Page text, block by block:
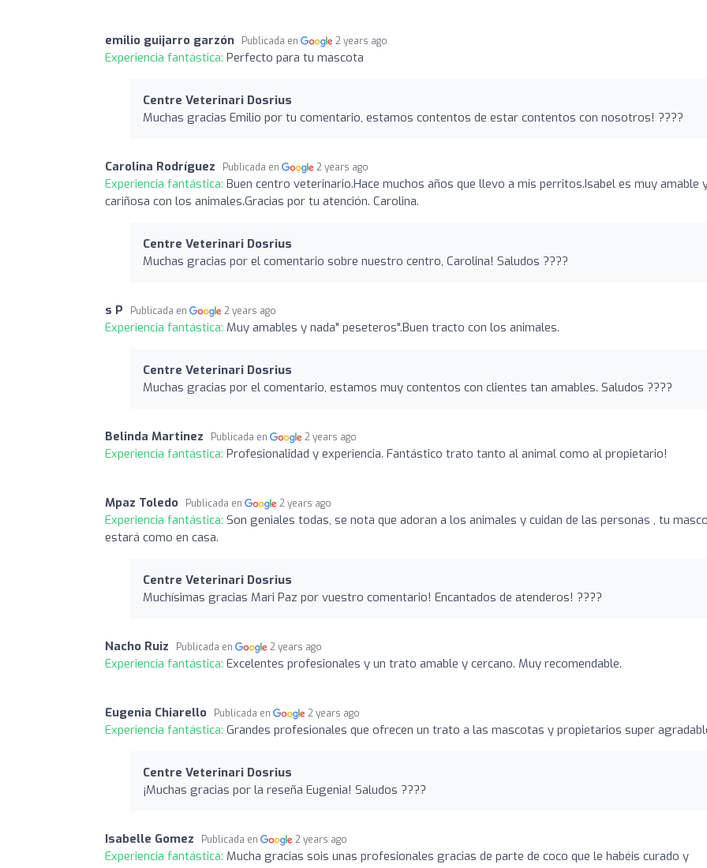
emilio guijarro garzón Publicada en 2 years ago
Experiencia fantástica: Perfecto para tu mascota
Centre Veterinari Dosrius
Muchas gracias Emilio por tu comentario, estamos contentos de estar contentos con nosotros! ????
Carolina Rodríguez Publicada en 2 years ago
Experiencia fantástica: Buen centro veterinario.Hace muchos años que llevo a mis perritos.Isabel es muy amable
cariñosa con los animales.Gracias por tu atención. Carolina.
Centre Veterinari Dosrius
Muchas gracias por el comentario sobre nuestro centro, Carolina! Saludos ????
s P Publicada en 2 years ago
Experiencia fantástica: Muy amables y nada" peseteros".Buen tracto con los animales.
Centre Veterinari Dosrius
Muchas gracias por el comentario, estamos muy contentos con clientes tan amables. Saludos ????
Belinda Martinez Publicada en 2 years ago
Experiencia fantástica: Profesionalidad y experiencia. Fantástico trato tanto al animal como al propietario!
Mpaz Toledo Publicada en 2 years ago
Experiencia fantástica: Son geniales todas, se nota que adoran a los animales y cuidan de las personas , tu
estará como en casa.
Centre Veterinari Dosrius
Muchísimas gracias Mari Paz por vuestro comentario! Encantados de atenderos! ????
Nacho Ruiz Publicada en 2 years ago
Experiencia fantástica: Excelentes profesionales y un trato amable y cercano. Muy recomendable.
Eugenia Chiarello Publicada en 2 years ago
Experiencia fantástica: Grandes profesionales que ofrecen un trato a las mascotas y propietarios super
Centre Veterinari Dosrius
¡Muchas gracias por la reseña Eugenia! Saludos ????
Isabelle Gomez Publicada en 2 years ago
Experiencia fantástica: Mucha gracias sois unas profesionales gracias de parte de coco que le habéis curado y